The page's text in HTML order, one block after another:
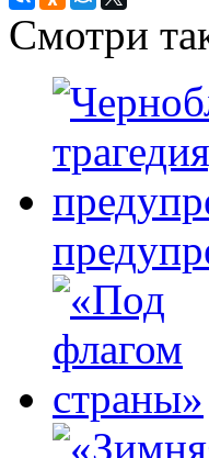
Смотри